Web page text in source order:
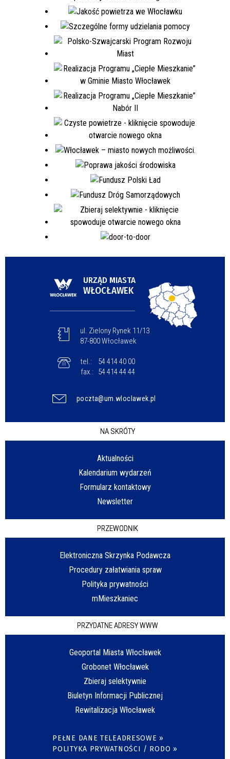
URZĄD MIASTA
WŁOCŁAWEK
ul. Zielony Rynek 11/13
87-800 Włocławek
tel.:
54 414 40 00
fax.:
54 414 44 44
poczta@um.wloclawek.pl
NA SKRÓTY
Aktualności
Kalendarium wydarzeń
Formularz kontaktowy
Newsletter
PRZEWODNIK
Elektroniczna Skrzynka Podawcza
Procedury załatwiania spraw
Polityka prywatności
mMieszkaniec
PRZYDATNE ADRESY WWW
Geoportal Miasta Włocławek
Grobonet Włocławek
Zbieraj selektywnie
Biuletyn Informacji Publicznej
Rewitalizacja Włocławek
PEŁNE DANE TELEADRESOWE »
POLITYKA PRYWATNOŚCI / RODO »